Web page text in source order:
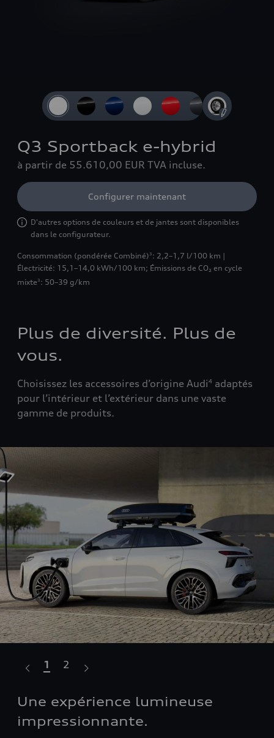
Q3 Sportback e-hybrid
à partir de 55.610,00 EUR TVA incluse.
Configurer maintenant
D'autres options de couleurs et de jantes sont disponibles
dans le configurateur.
Consommation (pondérée Combiné) 3 : 2,2–1,7 l/100 km |
Électricité: 15,1–14,0 kWh/100 km; Émissions de CO₂ en cycle
mixte 3 : 50–39 g/km
Plus de diversité. Plus de
vous.
Choisissez les accessoires d’origine Audi4 adaptés
pour l’intérieur et l’extérieur dans une vaste
gamme de produits.
Une expérience lumineuse
impressionnante.
1 2